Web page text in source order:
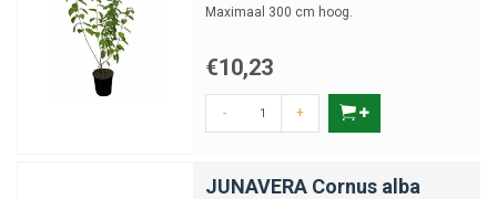
Maximaal 300 cm hoog.
€10,23
- +
JUNAVERA Cornus alba